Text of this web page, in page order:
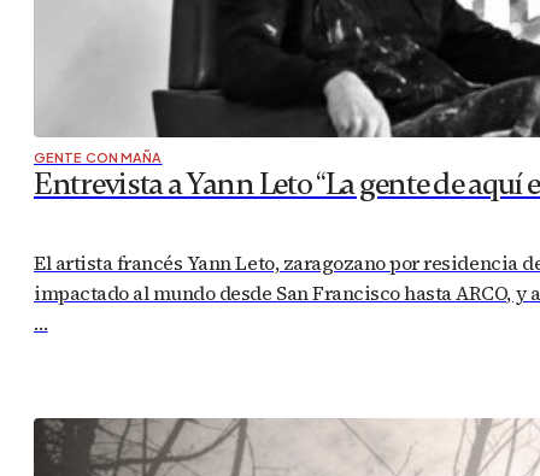
GENTE CON MAÑA
Entrevista a Yann Leto “La gente de aquí
El artista francés Yann Leto, zaragozano por residencia
impactado al mundo desde San Francisco hasta ARCO,
…